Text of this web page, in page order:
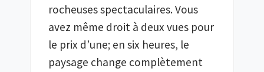
rocheuses spectaculaires. Vous
avez même droit à deux vues pour
le prix d’une; en six heures, le
paysage change complètement